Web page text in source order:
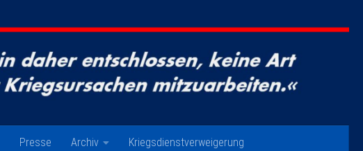
Presse Archiv Kriegsdienstverweigerung